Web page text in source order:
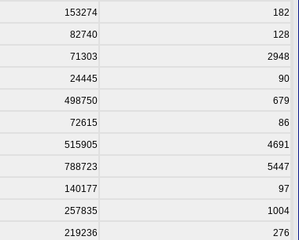
153274
182
82740
128
71303
2948
24445
90
498750
679
72615
86
515905
4691
788723
5447
140177
97
257835
1004
219236
276